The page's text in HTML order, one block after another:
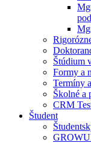
Štúdium
Formy a
Termíny
Školné a
CRM
Študent